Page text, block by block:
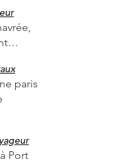
paris
Port